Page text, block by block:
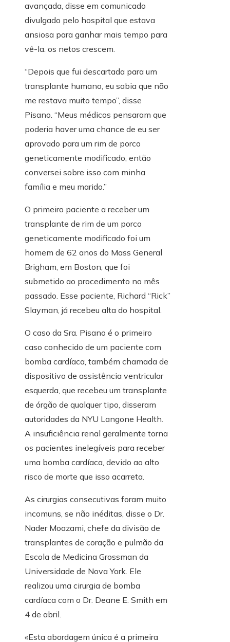
avançada, disse em comunicado
divulgado pelo hospital que estava
ansiosa para ganhar mais tempo para
vê-la. os netos crescem.
“Depois que fui descartada para um
transplante humano, eu sabia que não
me restava muito tempo”, disse
Pisano. “Meus médicos pensaram que
poderia haver uma chance de eu ser
aprovado para um rim de porco
geneticamente modificado, então
conversei sobre isso com minha
família e meu marido.”
O primeiro paciente a receber um
transplante de rim de um porco
geneticamente modificado foi um
homem de 62 anos do Mass General
Brigham, em Boston, que foi
submetido ao procedimento no mês
passado. Esse paciente, Richard “Rick”
Slayman, já recebeu alta do hospital.
O caso da Sra. Pisano é o primeiro
caso conhecido de um paciente com
bomba cardíaca, também chamada de
dispositivo de assistência ventricular
esquerda, que recebeu um transplante
de órgão de qualquer tipo, disseram
autoridades da NYU Langone Health.
A insuficiência renal geralmente torna
os pacientes inelegíveis para receber
uma bomba cardíaca, devido ao alto
risco de morte que isso acarreta.
As cirurgias consecutivas foram muito
incomuns, se não inéditas, disse o Dr.
Nader Moazami, chefe da divisão de
transplantes de coração e pulmão da
Escola de Medicina Grossman da
Universidade de Nova York. Ele
realizou uma cirurgia de bomba
cardíaca com o Dr. Deane E. Smith em
4 de abril.
«Esta abordagem única é a primeira